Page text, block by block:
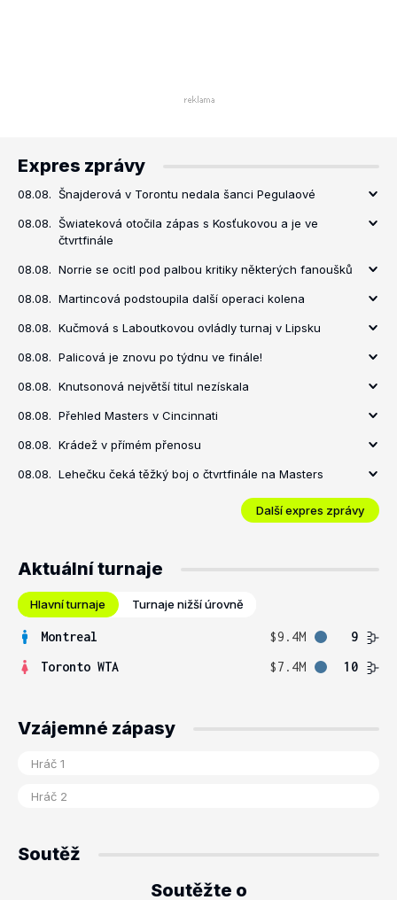
Expres zprávy
08.08. Šnajderová v Torontu nedala šanci Pegulaové
08.08. Šwiateková otočila zápas s Kosťukovou a je ve
čtvrtfinále
08.08. Norrie se ocitl pod palbou kritiky některých fanoušků
08.08. Martincová podstoupila další operaci kolena
08.08. Kučmová s Laboutkovou ovládly turnaj v Lipsku
08.08. Palicová je znovu po týdnu ve finále!
08.08. Knutsonová největší titul nezískala
08.08. Přehled Masters v Cincinnati
08.08. Krádež v přímém přenosu
08.08. Lehečku čeká těžký boj o čtvrtfinále na Masters
Další expres zprávy
Aktuální turnaje
Hlavní turnaje Turnaje nižší úrovně
Montreal $9.4M
9
Toronto WTA
$7.4M 10
Vzájemné zápasy
Soutěž
Soutěžte o